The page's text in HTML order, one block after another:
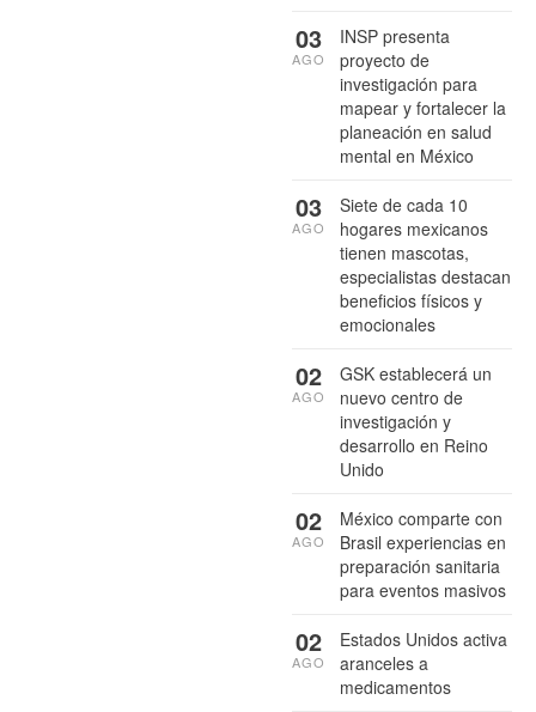
INSP presenta
proyecto de
investigación para
mapear y fortalecer la
planeación en salud
mental en México
03
AGO
Siete de cada 10
hogares mexicanos
tienen mascotas,
especialistas destacan
beneficios físicos y
emocionales
03
AGO
GSK establecerá un
nuevo centro de
investigación y
desarrollo en Reino
Unido
02
AGO
México comparte con
Brasil experiencias en
preparación sanitaria
para eventos masivos
02
AGO
Estados Unidos activa
aranceles a
medicamentos
02
AGO